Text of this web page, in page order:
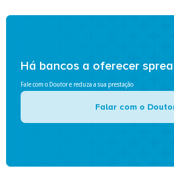
Há bancos a oferecer
Fale com o Doutor e reduza a sua prestação
Falar com o